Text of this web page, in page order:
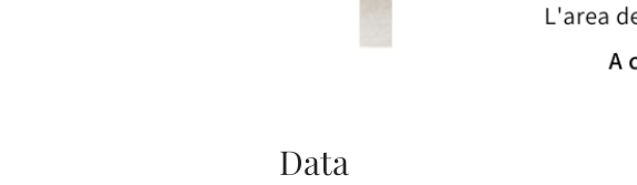
Data